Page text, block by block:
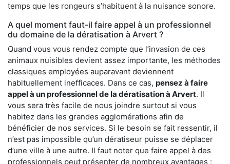
temps que les rongeurs s’habituent à la nuisance sonore.
A quel moment faut-il faire appel à un professionnel
du domaine de la dératisation à Arvert ?
Quand vous vous rendez compte que l’invasion de ces
animaux nuisibles devient assez importante, les méthodes
classiques employées auparavant deviennent
habituellement inefficaces. Dans ce cas, pensez à faire
appel à un professionnel de la dératisation à Arvert. Il
vous sera très facile de nous joindre surtout si vous
habitez dans les grandes agglomérations afin de
bénéficier de nos services. Si le besoin se fait ressentir, il
n’est pas impossible qu’un dératiseur puisse se déplacer
d’une ville à une autre. Il faut noter que faire appel à des
professionnels peut présenter de nombreux avantages :